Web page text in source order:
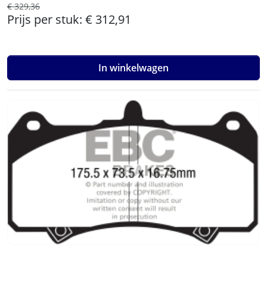
€ 329,36
Prijs per stuk: € 312,91
In winkelwagen